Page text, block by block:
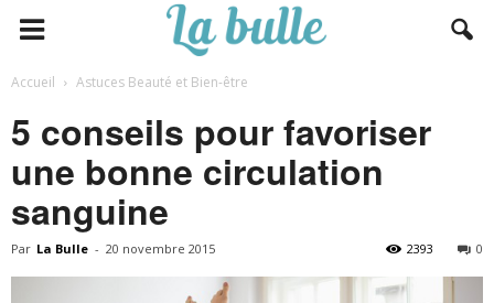
Accueil Astuces Beauté et Bien-être
5 conseils pour favoriser
une bonne circulation
sanguine
Par La Bulle - 20 novembre 2015 0
2393